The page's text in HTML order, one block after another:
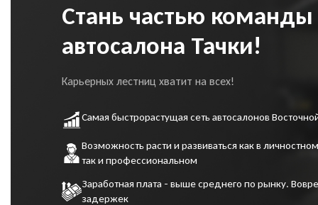
Стань частью команды
автосалона Тачки!
Карьерных лестниц хватит на всех!
Самая быстрорастущая сеть автосалонов
Возможность расти и развиваться как в
так и профессиональном
Заработная плата - выше среднего по рынку.
задержек